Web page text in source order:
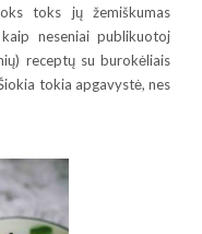
toks jų žemiškumas
neseniai publikuotoj
receptų su burokėliais
tokia apgavystė, nes